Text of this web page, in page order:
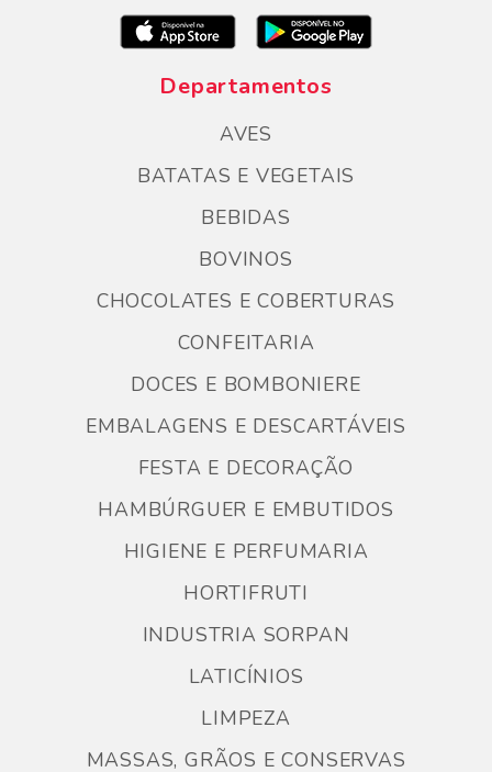
Departamentos
AVES
BATATAS E VEGETAIS
BEBIDAS
BOVINOS
CHOCOLATES E COBERTURAS
CONFEITARIA
DOCES E BOMBONIERE
EMBALAGENS E DESCARTÁVEIS
FESTA E DECORAÇÃO
HAMBÚRGUER E EMBUTIDOS
HIGIENE E PERFUMARIA
HORTIFRUTI
INDUSTRIA SORPAN
LATICÍNIOS
LIMPEZA
MASSAS, GRÃOS E CONSERVAS